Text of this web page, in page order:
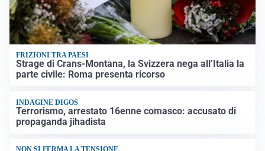
FRIZIONI TRA PAESI
Strage di Crans-Montana, la Svizzera nega all’Italia la
parte civile: Roma presenta ricorso
INDAGINE DIGOS
Terrorismo, arrestato 16enne comasco: accusato di
propaganda jihadista